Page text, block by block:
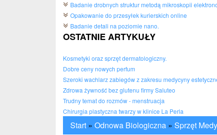
Badanie drobnych struktur metodą mikroskopii
Opakowanie do przesyłek kurierskich online
Badanie detali na poziomie nano.
OSTATNIE ARTYKUŁY
Kosmetyki oraz sprzęt dermatologiczny.
Dobre ceny nowych perfum
Szeroki wachlarz zabiegów z zakresu medycyny
Zdrowa żywność bez glutenu firmy Saluteo
Trudny temat do rozmów - menstruacja
Chirurgia plastyczna twarzy w klinice La Perla
Start » Odnowa Biologiczna » Sprzęt